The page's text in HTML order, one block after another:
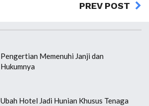
PREV POST
Pengertian Memenuhi Janji dan
Hukumnya
Ubah Hotel Jadi Hunian Khusus Tenaga